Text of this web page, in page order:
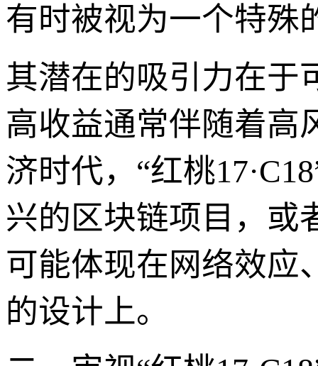
有时被视为一个特殊
其潜在的吸引力在于
高收益通常伴随着高
济时代，“红桃
兴的区块链项目，或
可能体现在网络效应
的设计上。